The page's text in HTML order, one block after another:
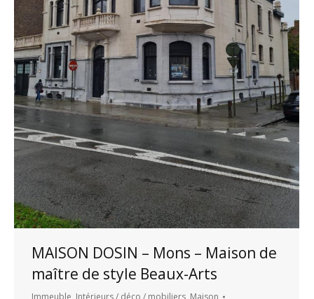
MAISON DOSIN – Mons – Maison de
maître de style Beaux-Arts